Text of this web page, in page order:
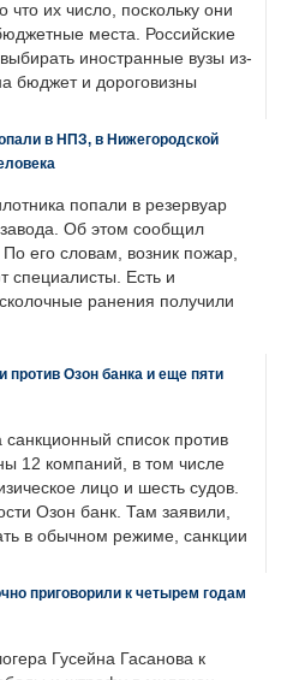
их число, поскольку они
места. Российские
иностранные вузы из-
бюджет и дороговизны
в НПЗ, в Нижегородской
попали в резервуар
Об этом сообщил
его словам, возник пожар,
специалисты. Есть и
ранения получили
против Озон банка и еще пяти
список против
12 компаний, в том числе
лицо и шесть судов.
Озон банк. Там заявили,
в обычном режиме, санкции
приговорили к четырем годам
Гусейна Гасанова к